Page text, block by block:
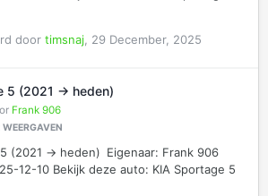
door timsnaj, 29 December, 2025
5 (2021 -> heden)
Frank 906
WEERGAVEN
Eigenaar: Frank 906
KIA Sportage 5